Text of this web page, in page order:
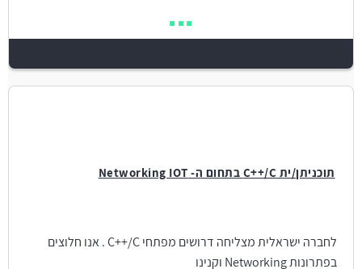
תוכניתן/ית C++/C בתחום ה- Networking IOT
לחברה ישראלית מצליחה דרושים מפתחי C++/C . אנו חלוצים
בפתרונות Networking וקנינו